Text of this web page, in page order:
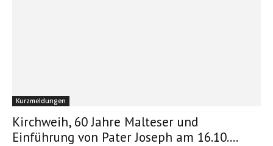
Kurzmeldungen
Kirchweih, 60 Jahre Malteser und
Einführung von Pater Joseph am 16.10....